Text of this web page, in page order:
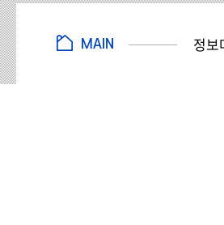
MAIN 정보